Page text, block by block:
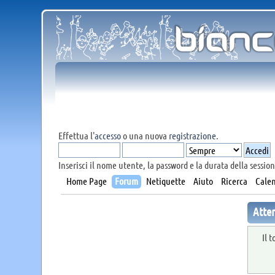
Effettua l'accessoo una nuova registrazione.
Inserisci il nome utente, la password e la durata della
Home Page
Forum Netiquette Aiuto Ricerca
Il